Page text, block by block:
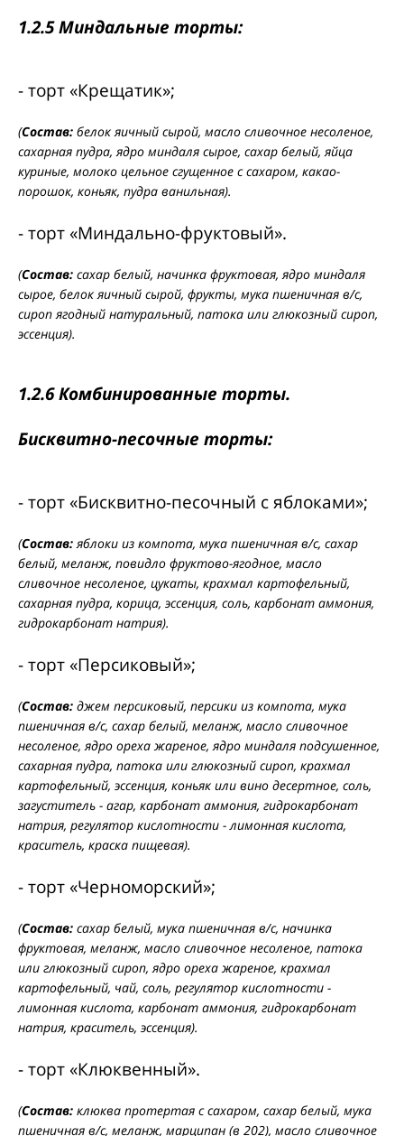
1.2.5 Миндальные торты:
- торт «Крещатик»;
(Состав: белок яичный сырой, масло сливочное несоленое,
сахарная пудра, ядро миндаля сырое, сахар белый, яйца
куриные, молоко цельное сгущенное с сахаром, какао-
порошок, коньяк, пудра ванильная).
- торт «Миндально-фруктовый».
(Состав: сахар белый, начинка фруктовая, ядро миндаля
сырое, белок яичный сырой, фрукты, мука пшеничная в/с,
сироп ягодный натуральный, патока или глюкозный сироп,
эссенция).
1.2.6 Комбинированные торты.
Бисквитно-песочные торты:
- торт «Бисквитно-песочный с яблоками»;
(Состав:яблоки из компота, мука пшеничная в/с, сахар
белый, меланж, повидло фруктово-ягодное, масло
сливочное несоленое, цукаты, крахмал картофельный,
сахарная пудра, корица, эссенция, соль, карбонат аммония,
гидрокарбонат натрия).
- торт «Персиковый»;
(Состав: джем персиковый, персики из компота, мука
пшеничная в/с, сахар белый, меланж, масло сливочное
несоленое, ядро ореха жареное, ядро миндаля подсушенное,
сахарная пудра, патока или глюкозный сироп, крахмал
картофельный, эссенция, коньяк или вино десертное, соль,
загуститель - агар, карбонат аммония, гидрокарбонат
натрия, регулятор кислотности - лимонная кислота,
краситель, краска пищевая).
- торт «Черноморский»;
(Состав: сахар белый, мука пшеничная в/с, начинка
фруктовая, меланж, масло сливочное несоленое, патока
или глюкозный сироп, ядро ореха жареное, крахмал
картофельный, чай, соль, регулятор кислотности -
лимонная кислота, карбонат аммония, гидрокарбонат
натрия, краситель, эссенция).
- торт «Клюквенный».
(Состав: клюква протертая с сахаром, сахар белый, мука
пшеничная в/с, меланж, марципан (в 202), масло сливочное